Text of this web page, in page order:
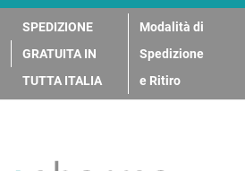
SPEDIZIONE
GRATUITA IN
TUTTA ITALIA
Modalità di
Spedizione
e Ritiro